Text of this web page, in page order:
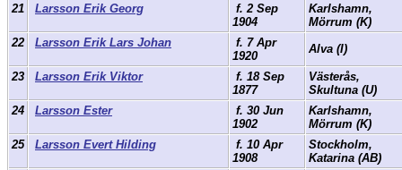
21
Larsson Erik Georg
f. 2 Sep
1904
Karlshamn,
Mörrum (K)
22
Larsson Erik Lars Johan
f. 7 Apr
1920
Alva (I)
23 Larsson Erik Viktor
f. 18 Sep
1877
Västerås,
Skultuna (U)
24
Larsson Ester
f. 30 Jun
1902
Karlshamn,
Mörrum (K)
25
Larsson Evert Hilding
f. 10 Apr
1908
Stockholm,
Katarina (AB)